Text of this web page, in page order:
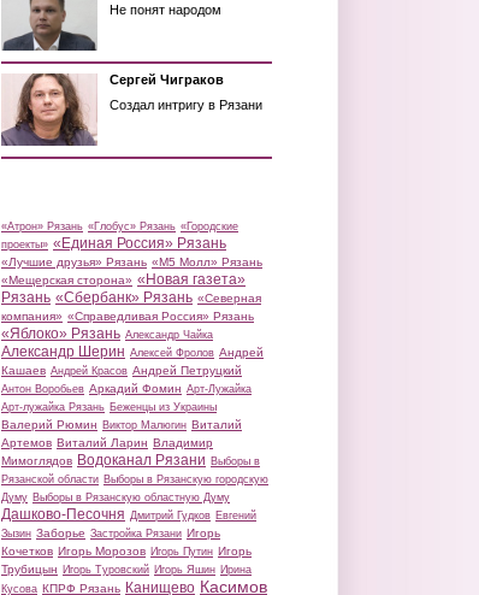
Не понят народом
Сергей Чиграков
Создал интригу в Рязани
«Атрон» Рязань «Глобус» Рязань «Городские
проекты» «Единая Россия» Рязань
«Лучшие друзья» Рязань «М5 Молл» Рязань
«Мещерская сторона» «Новая газета»
Рязань «Сбербанк» Рязань «Северная
компания» «Справедливая Россия» Рязань
«Яблоко» Рязань Александр Чайка
Александр Шерин Алексей Фролов Андрей
Кашаев Андрей Красов Андрей Петруцкий
Антон Воробьев Аркадий Фомин Арт-Лужайка
Арт-лужайка Рязань Беженцы из Украины
Валерий Рюмин Виктор Малюгин Виталий
Артемов Виталий Ларин Владимир
Мимоглядов Водоканал Рязани Выборы в
Рязанской области Выборы в Рязанскую городскую
Думу Выборы в Рязанскую областную Думу
Дашково-Песочня Дмитрий Гудков Евгений
Зызин Заборье Застройка Рязани Игорь
Кочетков Игорь Морозов Игорь Путин Игорь
Трубицын Игорь Туровский Игорь Яшин Ирина
Кусова КПРФ Рязань Канищево Касимов